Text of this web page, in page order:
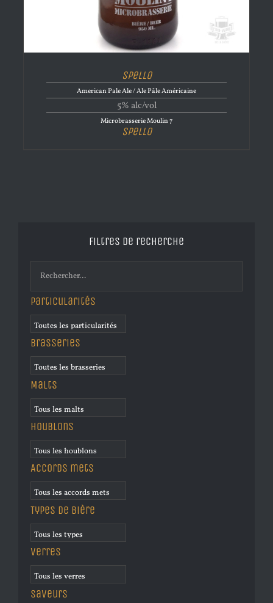
Spello
American Pale Ale / Ale Pâle Américaine
5% alc/vol
Microbrasserie Moulin 7
Spello
Filtres de recherche
Particularités
Brasseries
Malts
Houblons
Accords mets
Types de bière
Verres
Saveurs